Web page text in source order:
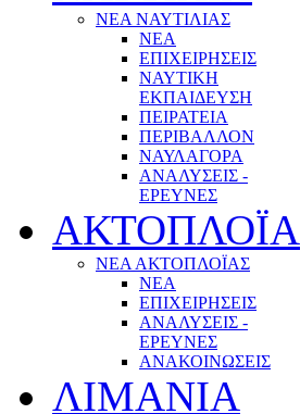
ΝΕΑ ΝΑΥΤΙΛΙΑΣ
ΝΕΑ
ΕΠΙΧΕΙΡΗΣΕΙΣ
ΝΑΥΤΙΚΗ
ΕΚΠΑΙΔΕΥΣΗ
ΠΕΙΡΑΤΕΙΑ
ΠΕΡΙΒΑΛΛΟΝ
ΝΑΥΛΑΓΟΡΑ
ΑΝΑΛΥΣΕΙΣ -
ΕΡΕΥΝΕΣ
ΑΚΤΟΠΛΟΪΑ
ΝΕΑ ΑΚΤΟΠΛΟΪΑΣ
ΝΕΑ
ΕΠΙΧΕΙΡΗΣΕΙΣ
ΑΝΑΛΥΣΕΙΣ -
ΕΡΕΥΝΕΣ
ΑΝΑΚΟΙΝΩΣΕΙΣ
ΛΙΜΑΝΙΑ